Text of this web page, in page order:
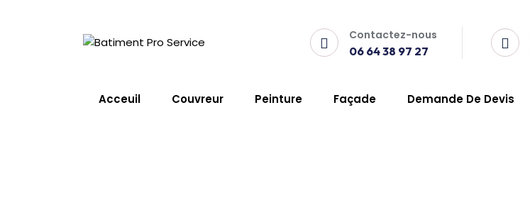
Contactez-nous
06 64 38 97 27
Acceuil Couvreur Peinture Façade Demande De Devis
Gouttière Buis-les-Baronnies